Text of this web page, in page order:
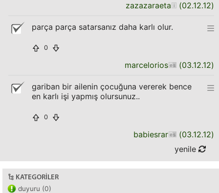
zazazaraeta (02.12.12)
parça parça satarsanız daha karlı olur.
0
marcelorios (03.12.12)
gariban bir ailenin çocuğuna vererek bence
en karlı işi yapmış olursunuz..
0
babiesrar (03.12.12)
yenile
KATEGORILER
duyuru (0)